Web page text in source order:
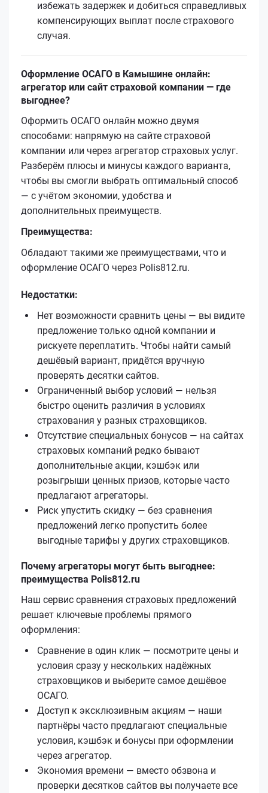
избежать задержек и добиться справедливых
компенсирующих выплат после страхового
случая.
Оформление ОСАГО в Камышине онлайн:
агрегатор или сайт страховой компании — где
выгоднее?
Оформить ОСАГО онлайн можно двумя
способами: напрямую на сайте страховой
компании или через агрегатор страховых услуг.
Разберём плюсы и минусы каждого варианта,
чтобы вы смогли выбрать оптимальный способ
— с учётом экономии, удобства и
дополнительных преимуществ.
Преимущества:
Обладают такими же преимуществами, что и
оформление ОСАГО через Polis812.ru.
Недостатки:
Нет возможности сравнить цены — вы видите
предложение только одной компании и
рискуете переплатить. Чтобы найти самый
дешёвый вариант, придётся вручную
проверять десятки сайтов.
Ограниченный выбор условий — нельзя
быстро оценить различия в условиях
страхования у разных страховщиков.
Отсутствие специальных бонусов — на сайтах
страховых компаний редко бывают
дополнительные акции, кэшбэк или
розыгрыши ценных призов, которые часто
предлагают агрегаторы.
Риск упустить скидку — без сравнения
предложений легко пропустить более
выгодные тарифы у других страховщиков.
Почему агрегаторы могут быть выгоднее:
преимущества Polis812.ru
Наш сервис сравнения страховых предложений
решает ключевые проблемы прямого
оформления:
Сравнение в один клик — посмотрите цены и
условия сразу у нескольких надёжных
страховщиков и выберите самое дешёвое
ОСАГО.
Доступ к эксклюзивным акциям — наши
партнёры часто предлагают специальные
условия, кэшбэк и бонусы при оформлении
через агрегатор.
Экономия времени — вместо обзвона и
проверки десятков сайтов вы получаете все